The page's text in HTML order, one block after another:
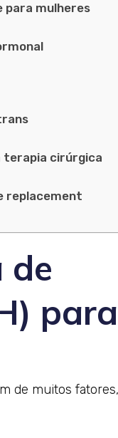
para mulheres
terapia cirúrgica
replacement
de
para
de muitos fatores,